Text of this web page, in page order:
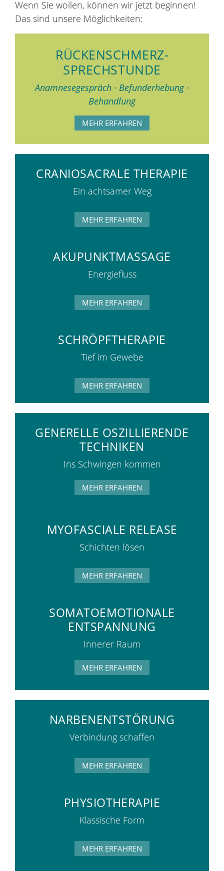
Wenn Sie wollen, können wir jetzt beginnen!
Das sind unsere Möglichkeiten:
RÜCKENSCHMERZ­
SPRECHSTUNDE
Anamnesegespräch · Befunderhebung ·
Behandlung
MEHR ERFAHREN
CRANIOSACRALE THERAPIE
Ein achtsamer Weg
MEHR ERFAHREN
AKUPUNKTMASSAGE
Energiefluss
MEHR ERFAHREN
SCHRÖPFTHERAPIE
Tief im Gewebe
MEHR ERFAHREN
GENERELLE OSZILLIERENDE
TECHNIKEN
Ins Schwingen kommen
MEHR ERFAHREN
MYOFASCIALE RELEASE
Schichten lösen
MEHR ERFAHREN
SOMATOEMOTIONALE
ENTSPANNUNG
Innerer Raum
MEHR ERFAHREN
NARBENENTSTÖRUNG
Verbindung schaffen
MEHR ERFAHREN
PHYSIOTHERAPIE
Klassische Form
MEHR ERFAHREN